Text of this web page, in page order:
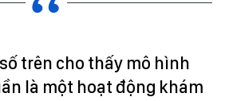
trên cho thấy mô hình
là một hoạt động khám